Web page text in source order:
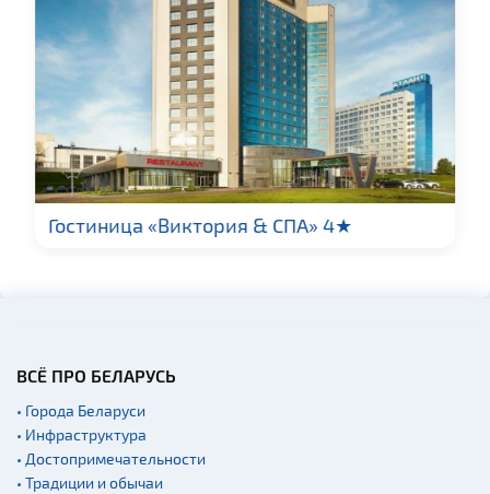
Пассажирские
перевозки
Прокат спортивного и
туристического
снаряжения
Fast-food
Гражданская
архитектура
Церкви
Мастер-классы
Квесты
Гостиница «Виктория & СПА» 4★
ВСЁ ПРО БЕЛАРУСЬ
• Города Беларуси
• Инфраструктура
• Достопримечательности
• Традиции и обычаи